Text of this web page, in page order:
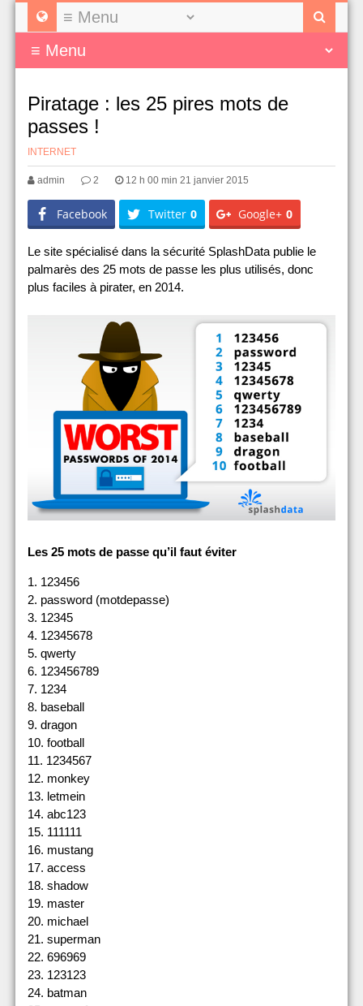
Piratage : les 25 pires mots de
passes !
INTERNET
admin 2 12 h 00 min 21 janvier 2015
Facebook Twitter 0 Google+ 0
Le site spécialisé dans la sécurité SplashData publie le
palmarès des 25 mots de passe les plus utilisés, donc
plus faciles à pirater, en 2014.
Les 25 mots de passe qu’il faut éviter
1. 123456
2. password (motdepasse)
3. 12345
4. 12345678
5. qwerty
6. 123456789
7. 1234
8. baseball
9. dragon
10. football
11. 1234567
12. monkey
13. letmein
14. abc123
15. 111111
16. mustang
17. access
18. shadow
19. master
20. michael
21. superman
22. 696969
23. 123123
24. batman